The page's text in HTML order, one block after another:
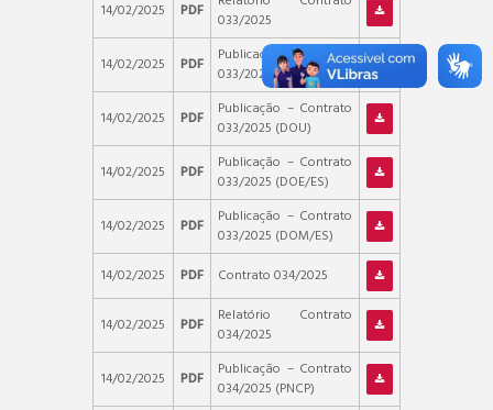
14/02/2025 PDF
033/2025
14/02/2025
PDF
Publicação – Contrato
033/2025 (PNCP)
14/02/2025
PDF
Publicação – Contrato
033/2025 (DOU)
14/02/2025
PDF
Publicação – Contrato
033/2025 (DOE/ES)
14/02/2025
PDF
Publicação – Contrato
033/2025 (DOM/ES)
14/02/2025
PDF Contrato 034/2025
14/02/2025 PDF
Relatório Contrato
034/2025
14/02/2025
PDF
Publicação – Contrato
034/2025 (PNCP)